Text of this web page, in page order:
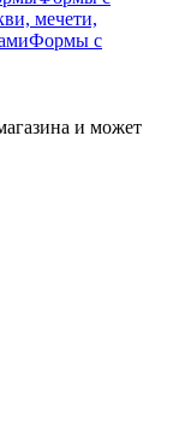
мечети,
Формы с
и может